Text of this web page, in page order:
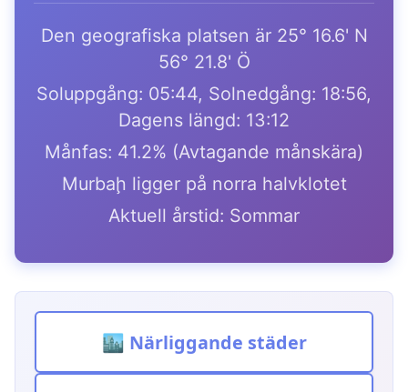
Den geografiska platsen är 25° 16.6' N
56° 21.8' Ö
Soluppgång: 05:44, Solnedgång: 18:56,
Dagens längd: 13:12
Månfas: 41.2% (Avtagande månskära)
Murbaḩ ligger på norra halvklotet
Aktuell årstid: Sommar
🏙️ Närliggande städer